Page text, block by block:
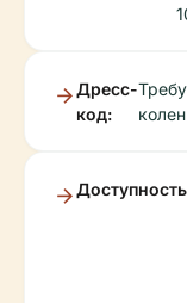
Дресс-
код: